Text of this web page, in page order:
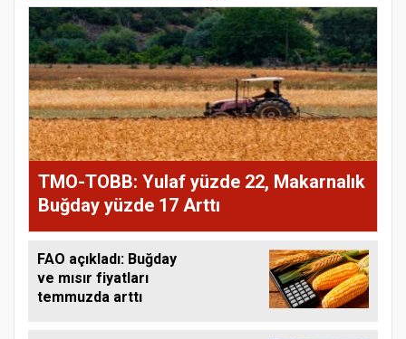
TMO-TOBB: Yulaf yüzde 22, Makarnalık
Buğday yüzde 17 Arttı
FAO açıkladı: Buğday
ve mısır fiyatları
temmuzda arttı